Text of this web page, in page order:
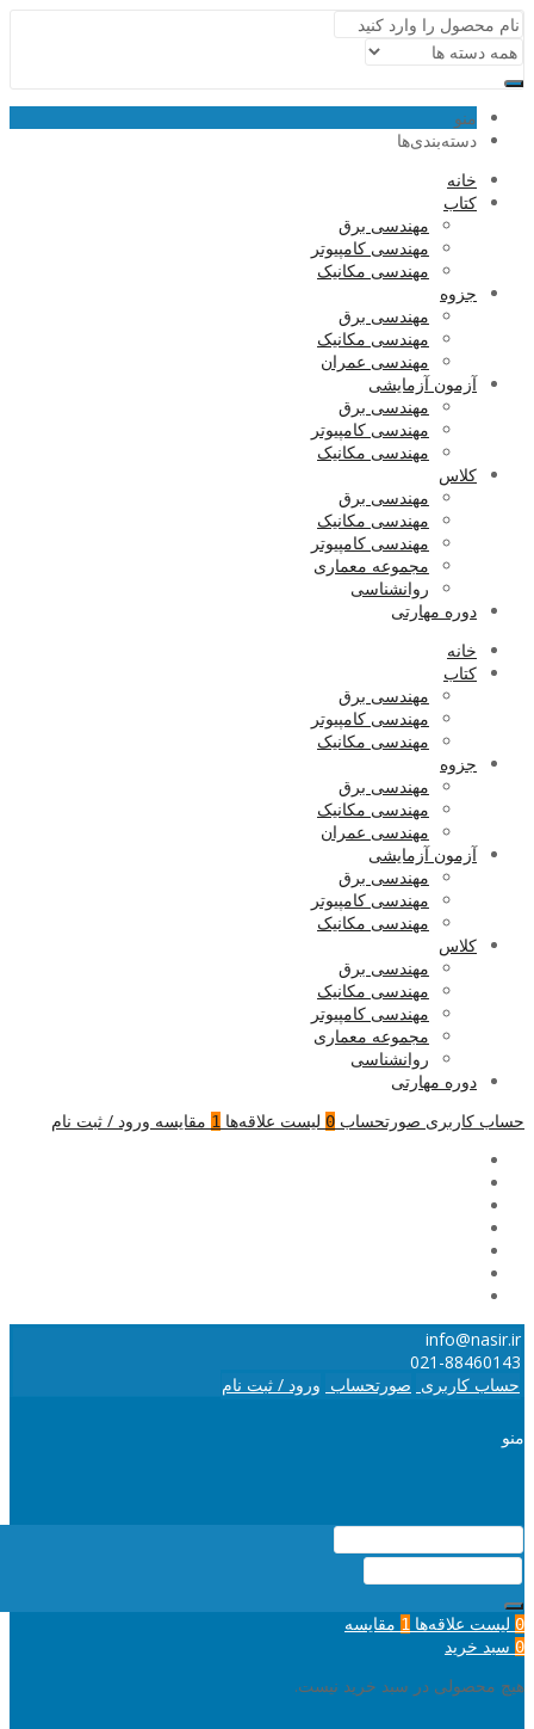
منو
دسته‌بندی‌ها
خانه
کتاب
مهندسی برق
مهندسی کامپیوتر
مهندسی مکانیک
جزوه
مهندسی برق
مهندسی مکانیک
مهندسی عمران
آزمون آزمایشی
مهندسی برق
مهندسی کامپیوتر
مهندسی مکانیک
کلاس
مهندسی برق
مهندسی مکانیک
مهندسی کامپیوتر
مجموعه معماری
روانشناسی
دوره مهارتی
خانه
کتاب
مهندسی برق
مهندسی کامپیوتر
مهندسی مکانیک
جزوه
مهندسی برق
مهندسی مکانیک
مهندسی عمران
آزمون آزمایشی
مهندسی برق
مهندسی کامپیوتر
مهندسی مکانیک
کلاس
مهندسی برق
مهندسی مکانیک
مهندسی کامپیوتر
مجموعه معماری
روانشناسی
دوره مهارتی
حساب کاربری صورتحساب 0 لیست علاقه‌ها 1 مقایسه ورود / ثبت نام
info@nasir.ir
021-88460143
حساب کاربری صورتحساب ورود / ثبت نام
منو
0 لیست علاقه‌ها 1 مقایسه
0 سبد خرید
هیچ محصولی در سبد خرید نیست.